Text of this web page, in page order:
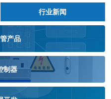
行业新闻
产品
制器